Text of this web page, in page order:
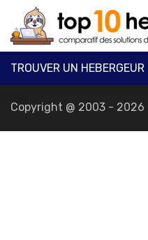
TROUVER UN HEBERGEUR
Copyright @ 2003 - 2026